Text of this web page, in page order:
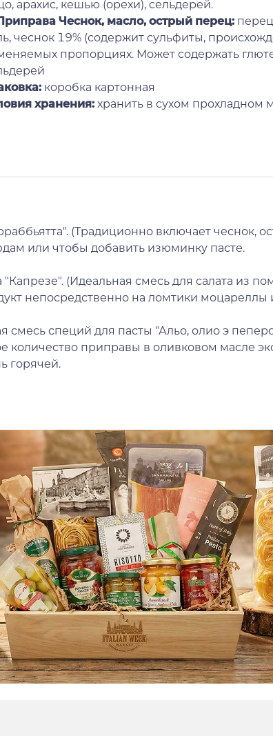
арахис, кешью (орехи), сельдерей.
Чеснок, масло, острый перец:
чеснок 19% (содержит сульфиты,
пропорциях. Может содержать
коробка картонная
хранения: хранить в сухом прохладном
(Традиционно включает чеснок,
или чтобы добавить изюминку пасте.
"Капрезе". (Идеальная смесь для салата из
непосредственно на ломтики
смесь специй для пасты "Альо, олио э
количество приправы в оливковом масле
горячей.